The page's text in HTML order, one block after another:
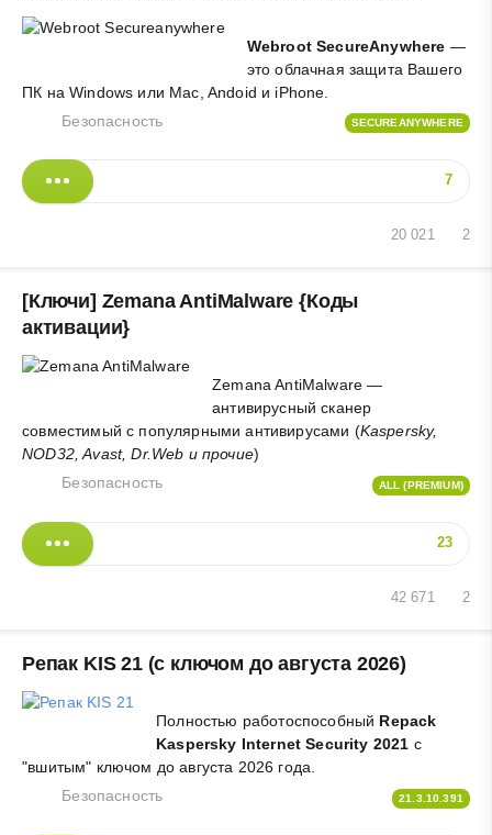
Webroot SecureAnywhere —
это облачная защита Вашего
ПК на Windows или Mac, Andoid и iPhone.
Безопасность
SECUREANYWHERE
7
2
20 021
[Ключи] Zemana AntiMalware {Коды
активации}
Zemana AntiMalware —
антивирусный сканер
совместимый с популярными антивирусами (Kaspersky,
NOD32, Avast, Dr.Web и прочие)
Безопасность
ALL (PREMIUM)
23
2
42 671
Репак KIS 21 (с ключом до августа 2026)
Полностью работоспособный Repack
Kaspersky Internet Security 2021 с
"вшитым" ключом до августа 2026 года.
Безопасность
21.3.10.391